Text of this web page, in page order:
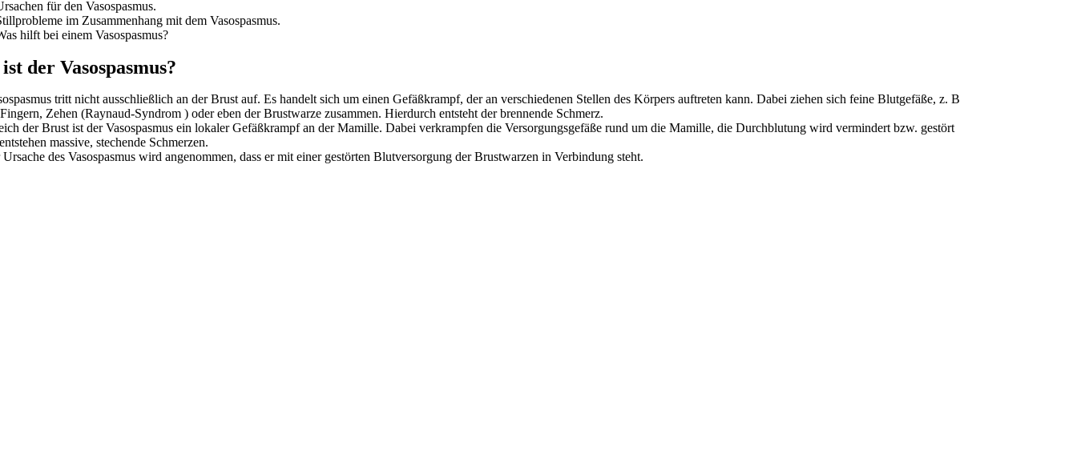
für den Vasospasmus.
im Zusammenhang mit dem Vasospasmus.
hilft bei einem Vasospasmus?
der Vasospasmus?
tritt nicht ausschließlich an der Brust auf. Es handelt sich um einen Gefäßkrampf, der an verschiedenen Stellen des Körpers auftreten kann. Dabei ziehen sich feine Blutgefäße, z. B
Zehen (Raynaud-Syndrom ) oder eben der Brustwarze zusammen. Hierdurch entsteht der brennende Schmerz.
der Brust ist der Vasospasmus ein lokaler Gefäßkrampf an der Mamille. Dabei verkrampfen die Versorgungsgefäße rund um die Mamille, die Durchblutung wird vermindert bzw. gestört
massive, stechende Schmerzen.
des Vasospasmus wird angenommen, dass er mit einer gestörten Blutversorgung der Brustwarzen in Verbindung steht.